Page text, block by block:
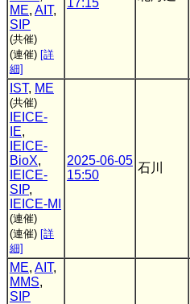
ME, AIT,
SIP
(共催)
(連催) [詳
細]
17:15
IST, ME
(共催)
IEICE-
IE,
IEICE-
BioX,
IEICE-
SIP,
IEICE-MI
(連催)
(連催) [詳
細]
2025-06-05
15:50
石川
ME, AIT,
MMS,
SIP